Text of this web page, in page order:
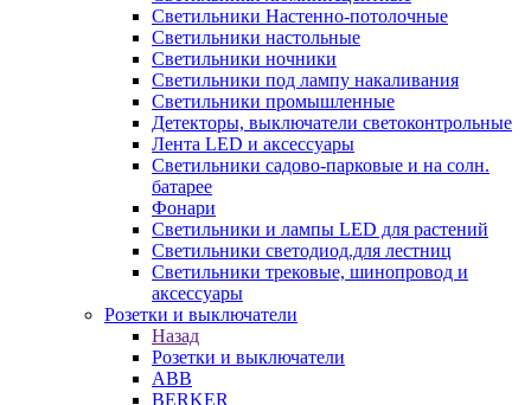
Светильники Настенно-потолочные
Светильники настольные
Светильники ночники
Светильники под лампу накаливания
Светильники промышленные
Детекторы, выключатели светоконтрольные
Лента LED и аксессуары
Светильники садово-парковые и на солн.
батарее
Фонари
Светильники и лампы LED для растений
Светильники светодиод.для лестниц
Светильники трековые, шинопровод и
аксессуары
Розетки и выключатели
Назад
Розетки и выключатели
ABB
BERKER